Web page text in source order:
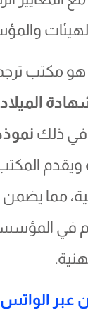
مكتب
الميلاد
في ذلك
مما يضمن
في
عبر